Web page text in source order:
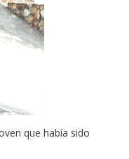
que había sido